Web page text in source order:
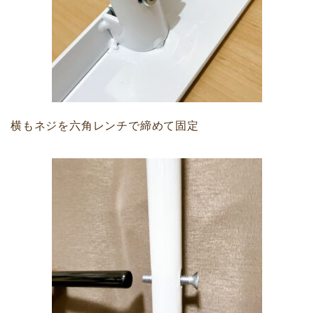
横もネジを六角レンチで締めて固定